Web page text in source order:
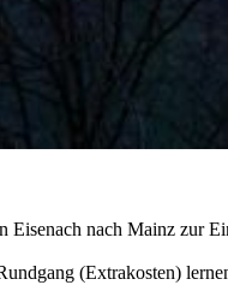
Eisenach nach Mainz zur
(Extrakosten)